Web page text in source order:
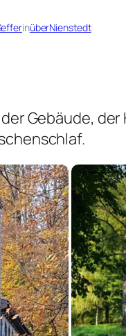
inüberNienstedt
Gebäude,